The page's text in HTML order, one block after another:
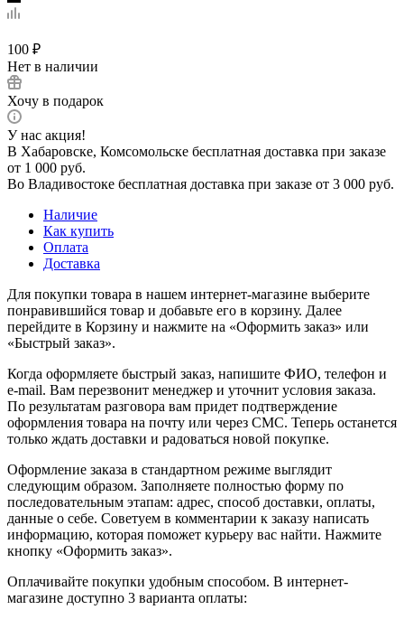
100 ₽
Нет в наличии
Хочу в подарок
У нас акция!
В Хабаровске, Комсомольске бесплатная доставка при заказе
от 1 000 руб.
Во Владивостоке бесплатная доставка при заказе от 3 000 руб.
Наличие
Как купить
Оплата
Доставка
Для покупки товара в нашем интернет-магазине выберите
понравившийся товар и добавьте его в корзину. Далее
перейдите в Корзину и нажмите на «Оформить заказ» или
«Быстрый заказ».
Когда оформляете быстрый заказ, напишите ФИО, телефон и
e-mail. Вам перезвонит менеджер и уточнит условия заказа.
По результатам разговора вам придет подтверждение
оформления товара на почту или через СМС. Теперь останется
только ждать доставки и радоваться новой покупке.
Оформление заказа в стандартном режиме выглядит
следующим образом. Заполняете полностью форму по
последовательным этапам: адрес, способ доставки, оплаты,
данные о себе. Советуем в комментарии к заказу написать
информацию, которая поможет курьеру вас найти. Нажмите
кнопку «Оформить заказ».
Оплачивайте покупки удобным способом. В интернет-
магазине доступно 3 варианта оплаты: